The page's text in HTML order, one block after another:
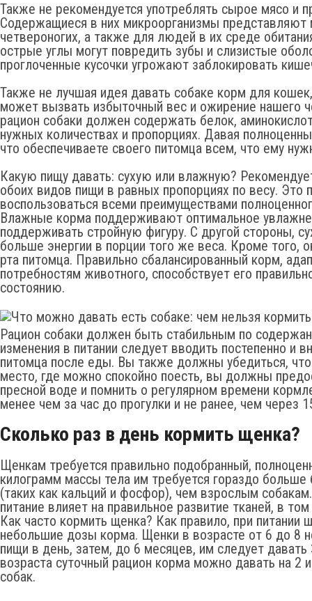
Также не рекомендуется употреблять сырое мясо и
Содержащиеся в них микроорганизмы представляют
четвероногих, а также для людей в их среде
острые углы могут повредить зубы и слизистые
проглоченные кусочки угрожают заблокировать
Также не лучшая идея давать собаке корм для
может вызвать избыточный вес и ожирение нашего
рацион собаки должен содержать белок,
нужных количествах и пропорциях. Давая
что обеспечиваете своего питомца всем, что ему
Какую пищу давать: сухую или влажную?
обоих видов пищи в равных пропорциях по весу. Это
воспользоваться всеми преимуществами
Влажные корма поддерживают оптимальное
поддерживать стройную фигуру. С другой стороны,
больше энергии в порции того же веса. Кроме того,
рта питомца. Правильно сбалансированный корм,
потребностям животного, способствует его
состоянию.
Рацион собаки должен быть стабильным по
изменения в питании следует вводить постепенно и
питомца после еды. Вы также должны убедиться, что
место, где можно спокойно поесть, вы должны
пресной воде и помнить о регулярном времени
менее чем за час до прогулки и не ранее, чем через
Сколько раз в день кормить щенка?
Щенкам требуется правильно подобранный,
килограмм массы тела им требуется гораздо
(таких как кальций и фосфор), чем взрослым
питание влияет на правильное развитие тканей, в
Как часто кормить щенка? Как правило, при питании
небольшие дозы корма. Щенки в возрасте от 6 до 8
пищи в день, затем, до 6 месяцев, им следует
возраста суточный рацион корма можно давать на 2
собак.